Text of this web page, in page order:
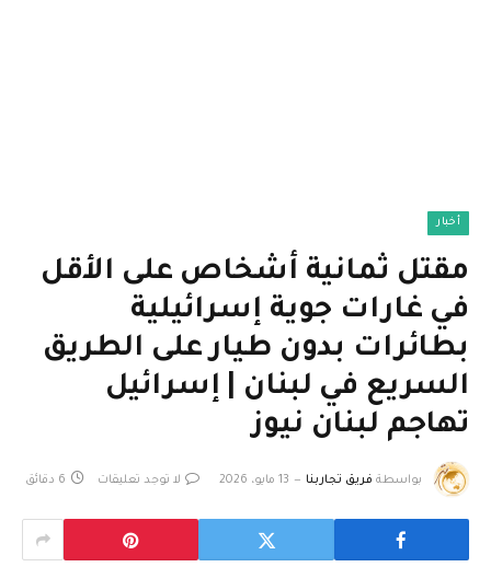
أخبار
مقتل ثمانية أشخاص على الأقل
في غارات جوية إسرائيلية
بطائرات بدون طيار على الطريق
السريع في لبنان | إسرائيل
تهاجم لبنان نيوز
بواسطة فريق تجاربنا 13 مايو، 2026 لا توجد تعليقات 6 دقائق